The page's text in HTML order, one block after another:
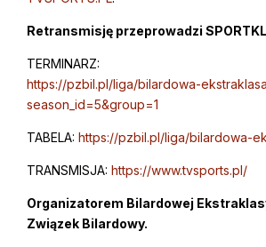
Retransmisję przeprowadzi
TERMINARZ:
https://pzbil.pl/liga/bilardowa-
season_id=5&group=1
TABELA: https://pzbil.pl/liga/bilardowa-
TRANSMISJA: https://www.tvsports.pl/
Organizatorem Bilardowej
Związek Bilardowy.